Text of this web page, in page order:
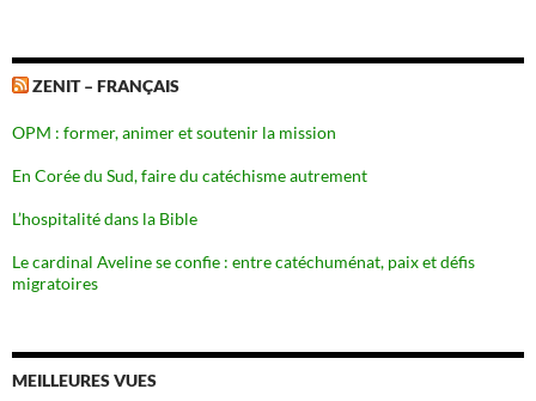
ZENIT – FRANÇAIS
OPM : former, animer et soutenir la mission
En Corée du Sud, faire du catéchisme autrement
L’hospitalité dans la Bible
Le cardinal Aveline se confie : entre catéchuménat, paix et défis
migratoires
MEILLEURES VUES